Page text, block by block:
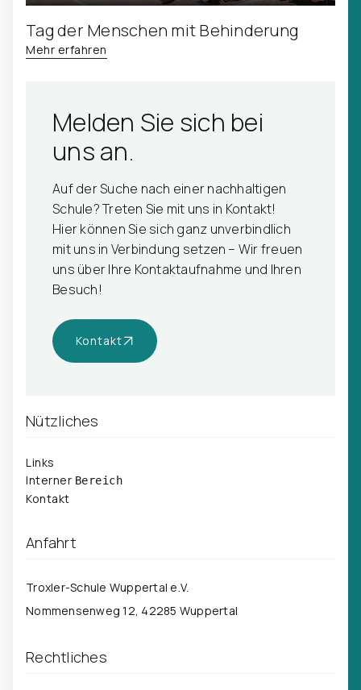
Tag der Menschen mit Behinderung
Mehr erfahren
Melden Sie sich bei
uns an.
Auf der Suche nach einer nachhaltigen
Schule? Treten Sie mit uns in Kontakt!
Hier können Sie sich ganz unverbindlich
mit uns in Verbindung setzen – Wir freuen
uns über Ihre Kontaktaufnahme und Ihren
Besuch!
Kontakt
Nützliches
Links
Interner Bereich
Kontakt
Anfahrt
Troxler-Schule Wuppertal e.V.
Nommensenweg 12, 42285 Wuppertal
Rechtliches